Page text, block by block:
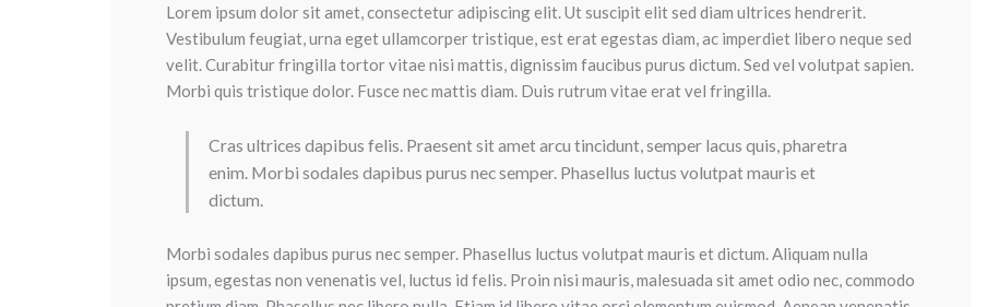
Lorem ipsum dolor sit amet, consectetur adipiscing elit. Ut suscipit elit sed diam ultrices hendrerit.
Vestibulum feugiat, urna eget ullamcorper tristique, est erat egestas diam, ac imperdiet libero neque sed
velit. Curabitur fringilla tortor vitae nisi mattis, dignissim faucibus purus dictum. Sed vel volutpat sapien.
Morbi quis tristique dolor. Fusce nec mattis diam. Duis rutrum vitae erat vel fringilla.
Cras ultrices dapibus felis. Praesent sit amet arcu tincidunt, semper lacus quis, pharetra
enim. Morbi sodales dapibus purus nec semper. Phasellus luctus volutpat mauris et
dictum.
Morbi sodales dapibus purus nec semper. Phasellus luctus volutpat mauris et dictum. Aliquam nulla
ipsum, egestas non venenatis vel, luctus id felis. Proin nisi mauris, malesuada sit amet odio nec, commodo